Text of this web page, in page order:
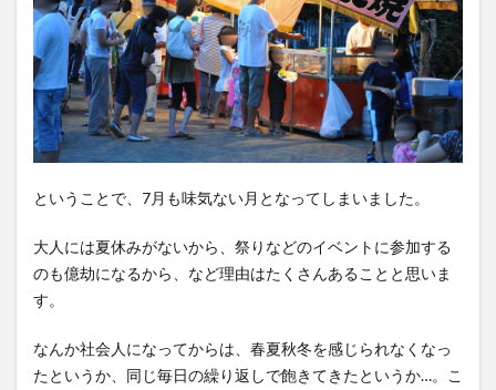
ということで、7月も味気ない月となってしまいました。
大人には夏休みがないから、祭りなどのイベントに参加する
のも億劫になるから、など理由はたくさんあることと思いま
す。
なんか社会人になってからは、春夏秋冬を感じられなくなっ
たというか、同じ毎日の繰り返しで飽きてきたというか…。こ